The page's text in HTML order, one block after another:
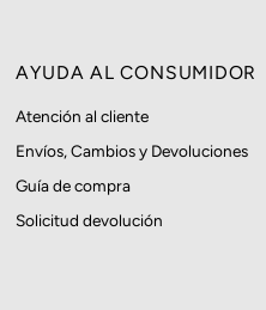
AYUDA AL CONSUMIDOR
Atención al cliente
Envíos, Cambios y Devoluciones
Guía de compra
Solicitud devolución